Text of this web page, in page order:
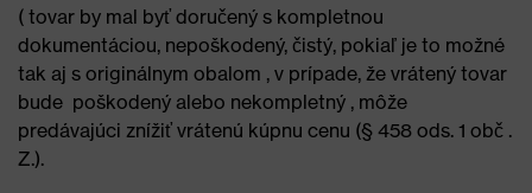
( tovar by mal byť doručený s kompletnou
dokumentáciou, nepoškodený, čistý, pokiaľ je to možné
tak aj s originálnym obalom , v prípade, že vrátený tovar
bude poškodený alebo nekompletný , môže
predávajúci znížiť vrátenú kúpnu cenu (§ 458 ods. 1 obč .
Z.).